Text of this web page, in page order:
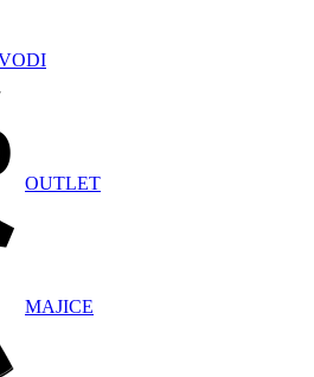
OUTLET
MAJICE